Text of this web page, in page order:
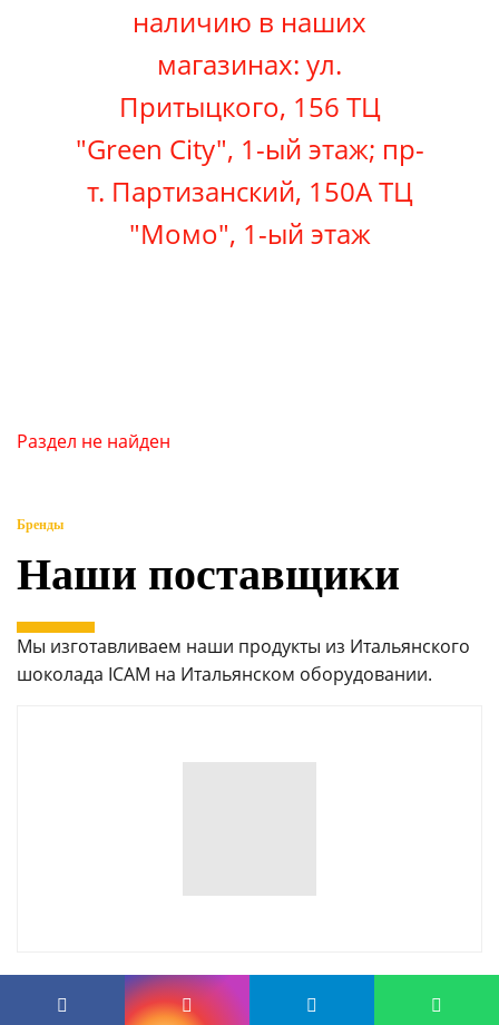
наличию в наших
магазинах: ул.
Притыцкого, 156 ТЦ
"Green City", 1-ый этаж; пр-
т. Партизанский, 150А ТЦ
"Момо", 1-ый этаж
Раздел не найден
Бренды
Наши поставщики
Мы изготавливаем наши продукты из Итальянского
шоколада ICAM на Итальянском оборудовании.